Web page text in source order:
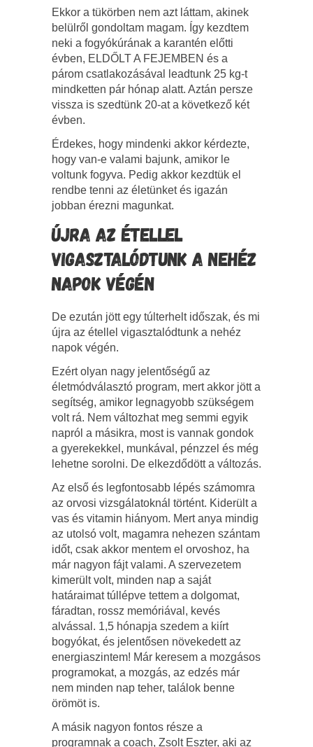
Ekkor a tükörben nem azt láttam, akinek
belülről gondoltam magam. Így kezdtem
neki a fogyókúrának a karantén előtti
évben, ELDŐLT A FEJEMBEN és a
párom csatlakozásával leadtunk 25 kg-t
mindketten pár hónap alatt. Aztán persze
vissza is szedtünk 20-at a következő két
évben.
Érdekes, hogy mindenki akkor kérdezte,
hogy van-e valami bajunk, amikor le
voltunk fogyva. Pedig akkor kezdtük el
rendbe tenni az életünket és igazán
jobban érezni magunkat.
ÚJRA AZ ÉTELLEL
VIGASZTALÓDTUNK A NEHÉZ
NAPOK VÉGÉN
De ezután jött egy túlterhelt időszak, és mi
újra az étellel vigasztalódtunk a nehéz
napok végén.
Ezért olyan nagy jelentőségű az
életmódválasztó program, mert akkor jött a
segítség, amikor legnagyobb szükségem
volt rá. Nem változhat meg semmi egyik
napról a másikra, most is vannak gondok
a gyerekekkel, munkával, pénzzel és még
lehetne sorolni. De elkezdődött a változás.
Az első és legfontosabb lépés számomra
az orvosi vizsgálatoknál történt. Kiderült a
vas és vitamin hiányom. Mert anya mindig
az utolsó volt, magamra nehezen szántam
időt, csak akkor mentem el orvoshoz, ha
már nagyon fájt valami. A szervezetem
kimerült volt, minden nap a saját
határaimat túllépve tettem a dolgomat,
fáradtan, rossz memóriával, kevés
alvással. 1,5 hónapja szedem a kiírt
bogyókat, és jelentősen növekedett az
energiaszintem! Már keresem a mozgásos
programokat, a mozgás, az edzés már
nem minden nap teher, találok benne
örömöt is.
A másik nagyon fontos része a
programnak a coach, Zsolt Eszter, aki az